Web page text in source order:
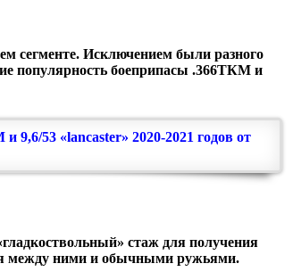
сегменте. Исключением были разного
популярность боеприпасы .366ТКМ и
53 «lancaster» 2020-2021 годов от
стаж для получения
между ними и обычными ружьями.